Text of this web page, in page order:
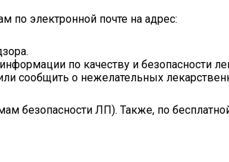
по электронной почте на адрес:
.
по качеству и безопасности
сообщить о нежелательных
безопасности ЛП). Также, по